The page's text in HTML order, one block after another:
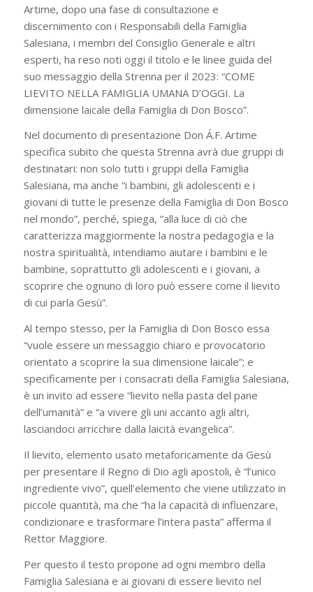
Artime, dopo una fase di consultazione e
discernimento con i Responsabili della Famiglia
Salesiana, i membri del Consiglio Generale e altri
esperti, ha reso noti oggi il titolo e le linee guida del
suo messaggio della Strenna per il 2023: “COME
LIEVITO NELLA FAMIGLIA UMANA D’OGGI. La
dimensione laicale della Famiglia di Don Bosco”.
Nel documento di presentazione Don Á.F. Artime
specifica subito che questa Strenna avrà due gruppi di
destinatari: non solo tutti i gruppi della Famiglia
Salesiana, ma anche “i bambini, gli adolescenti e i
giovani di tutte le presenze della Famiglia di Don Bosco
nel mondo”, perché, spiega, “alla luce di ciò che
caratterizza maggiormente la nostra pedagogia e la
nostra spiritualità, intendiamo aiutare i bambini e le
bambine, soprattutto gli adolescenti e i giovani, a
scoprire che ognuno di loro può essere come il lievito
di cui parla Gesù”.
Al tempo stesso, per la Famiglia di Don Bosco essa
“vuole essere un messaggio chiaro e provocatorio
orientato a scoprire la sua dimensione laicale”; e
specificamente per i consacrati della Famiglia Salesiana,
è un invito ad essere “lievito nella pasta del pane
dell’umanità” e “a vivere gli uni accanto agli altri,
lasciandoci arricchire dalla laicità evangelica”.
Il lievito, elemento usato metaforicamente da Gesù
per presentare il Regno di Dio agli apostoli, è “l’unico
ingrediente vivo”, quell’elemento che viene utilizzato in
piccole quantità, ma che “ha la capacità di influenzare,
condizionare e trasformare l’intera pasta” afferma il
Rettor Maggiore.
Per questo il testo propone ad ogni membro della
Famiglia Salesiana e ai giovani di essere lievito nel